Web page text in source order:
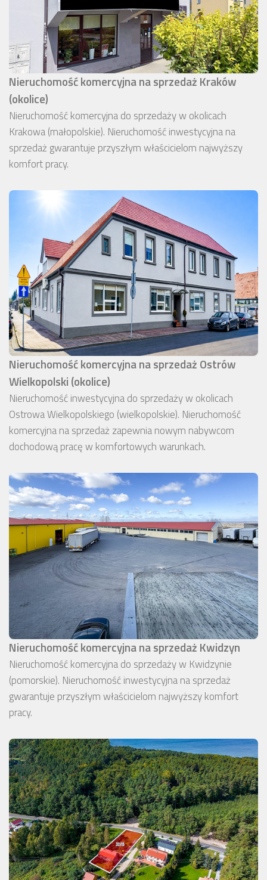
Nieruchomość komercyjna na sprzedaż Kraków
(okolice)
Nieruchomość komercyjna do sprzedaży w okolicach
Krakowa (małopolskie). Nieruchomość inwestycyjna na
sprzedaż gwarantuje przyszłym właścicielom najwyższy
komfort pracy.
Nieruchomość komercyjna na sprzedaż Ostrów
Wielkopolski (okolice)
Nieruchomość inwestycyjna do sprzedaży w okolicach
Ostrowa Wielkopolskiego (wielkopolskie). Nieruchomość
komercyjna na sprzedaż zapewnia nowym nabywcom
dochodową pracę w komfortowych warunkach.
Nieruchomość komercyjna na sprzedaż Kwidzyn
Nieruchomość komercyjna do sprzedaży w Kwidzynie
(pomorskie). Nieruchomość inwestycyjna na sprzedaż
gwarantuje przyszłym właścicielom najwyższy komfort
pracy.